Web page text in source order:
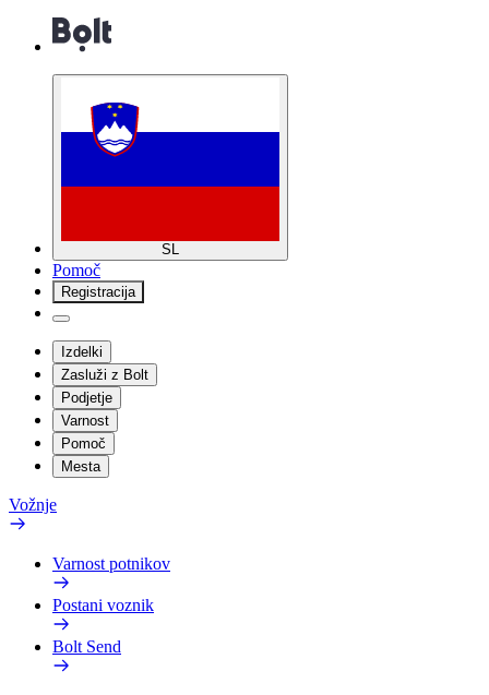
SL
Pomoč
Registracija
Izdelki
Zasluži z Bolt
Podjetje
Varnost
Pomoč
Mesta
Vožnje
Varnost potnikov
Postani voznik
Bolt Send